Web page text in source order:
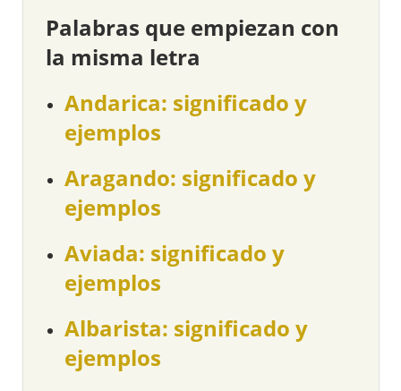
Palabras que empiezan con
la misma letra
Andarica: significado y
ejemplos
Aragando: significado y
ejemplos
Aviada: significado y
ejemplos
Albarista: significado y
ejemplos